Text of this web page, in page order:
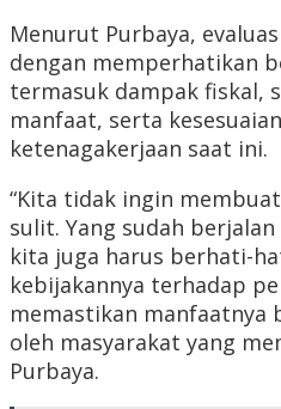
Menurut Purbaya,
dengan memperhatikan
termasuk dampak fiskal,
manfaat, serta
ketenagakerjaan saat ini.
“Kita tidak ingin
sulit. Yang sudah
kita juga harus berhati-
kebijakannya terhadap
memastikan manfaatnya
oleh masyarakat yang
Purbaya.